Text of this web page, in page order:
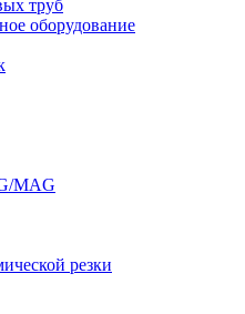
труб
оборудование
MAG
резки